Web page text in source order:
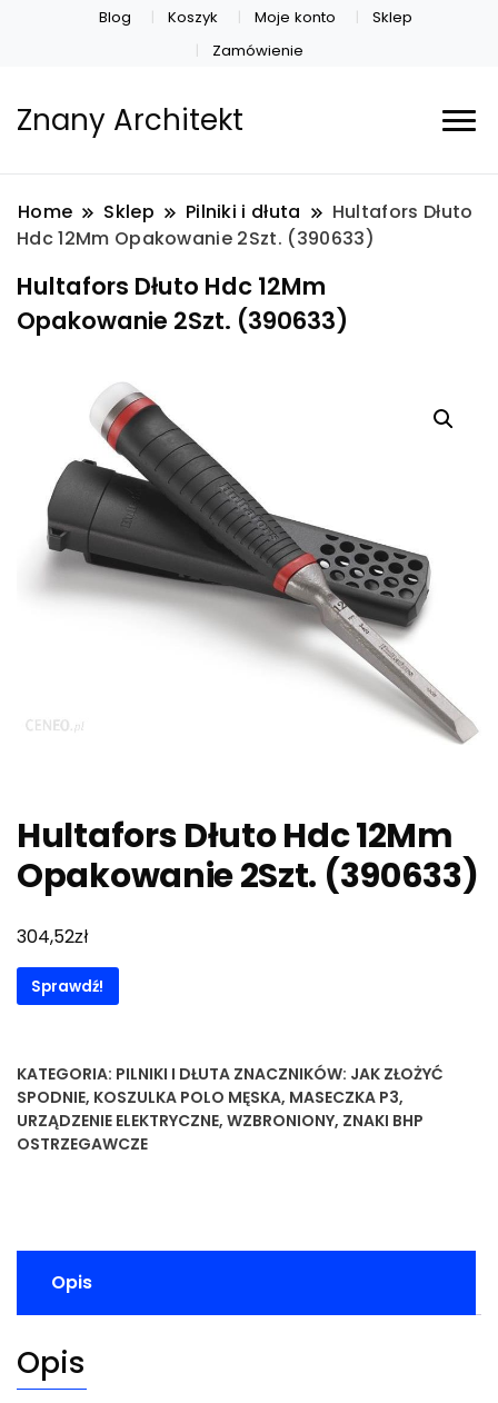
Blog Koszyk Moje konto
Sklep
Zamówienie
Znany Architekt
Home Sklep Pilniki i dłuta
Hultafors Dłuto
Hdc 12Mm Opakowanie 2Szt. (390633)
Hultafors Dłuto Hdc 12Mm
Opakowanie 2Szt. (390633)
Hultafors Dłuto Hdc 12Mm
Opakowanie 2Szt. (390633)
304,52zł
Sprawdź!
KATEGORIA: PILNIKI I DŁUTA ZNACZNIKÓW: JAK ZŁOŻYĆ
SPODNIE, KOSZULKA POLO MĘSKA, MASECZKA P3,
URZĄDZENIE ELEKTRYCZNE, WZBRONIONY, ZNAKI BHP
OSTRZEGAWCZE
Opis
Opis